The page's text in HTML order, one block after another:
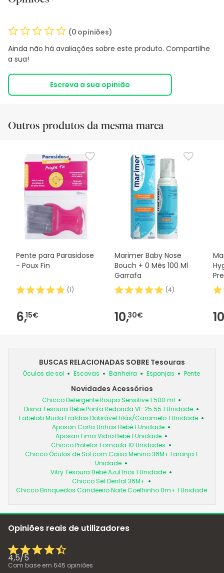
(0 opiniões)
Ainda não há avaliações sobre este produto. Compartilhe
a sua!
Escreva a sua opinião
Outros produtos da mesma marca
Pente para Parasidose
- Poux Fin
(1)
6,15€
Marimer Baby Nose
Bouch + 0 Mês 100 Ml
Garrafa
(4)
10,30€
BUSCAS RELACIONADAS SOBRE Tesouras
Óculos de sol Escovas Banheira Esponjas Pente
Novidades Acessórios
Chicco Detergente Roupa Sensitive 1.500 ml
Disna Tesoura Bebe Ponta Redonda Vf-25.55 1 Unidade
Fabelab Muda Fraldas Dobrável Lilás/Caramelo 1 Unidade
Aposan Corta Unhas Bebé 1 Unidade
Aposan Lima Vidro Bebé 1 Unidade
Chicco Protetor Tomada 10 Unidades
Chicco Óculos de Sol com Caixa Menino 36M+ Laranja 1
Unidade
Vitry Tesoura Bebê Azul Inox 1 Unidade
Chicco Set Dental 36M+
Chicco Brinquedos Candeeiro Noite Coelhinho 0m+ 1 Unidade
Opiniões reais de utilizadores
4,5/5
Com base em 645 opiniões